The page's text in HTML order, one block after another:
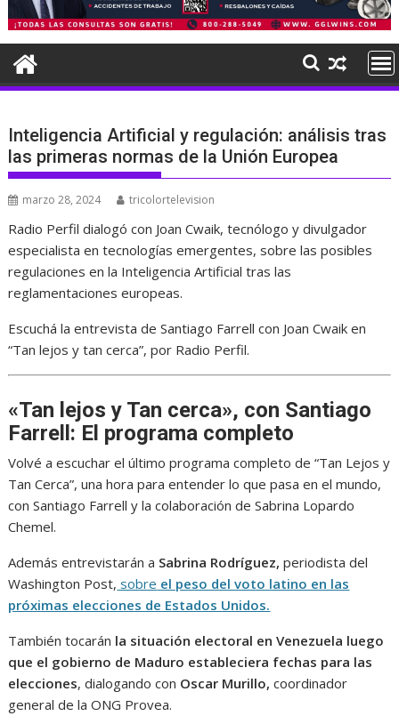
Inteligencia Artificial y regulación: análisis tras
las primeras normas de la Unión Europea
marzo 28, 2024 tricolortelevision
Radio Perfil dialogó con Joan Cwaik, tecnólogo y divulgador
especialista en tecnologías emergentes, sobre las posibles
regulaciones en la Inteligencia Artificial tras las
reglamentaciones europeas.
Escuchá la entrevista de Santiago Farrell con Joan Cwaik en
“Tan lejos y tan cerca”, por Radio Perfil.
«Tan lejos y Tan cerca», con Santiago
Farrell: El programa completo
Volvé a escuchar el último programa completo de “Tan Lejos y
Tan Cerca”, una hora para entender lo que pasa en el mundo,
con Santiago Farrell y la colaboración de Sabrina Lopardo
Chemel.
Además entrevistarán a Sabrina Rodríguez, periodista del
Washington Post, sobre el peso del voto latino en las
próximas elecciones de Estados Unidos.
También tocarán la situación electoral en Venezuela luego
que el gobierno de Maduro estableciera fechas para las
elecciones, dialogando con Oscar Murillo, coordinador
general de la ONG Provea.